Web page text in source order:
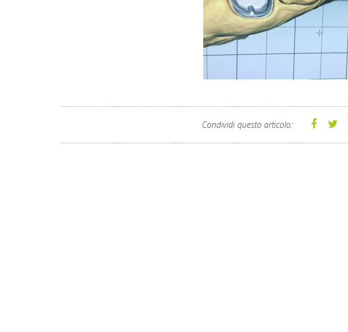
Condividi questo articolo: